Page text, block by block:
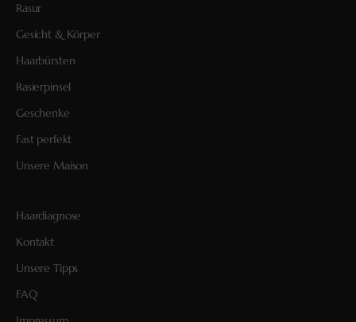
Rasur
Gesicht & Körper
Haarbürsten
Rasierpinsel
Geschenke
Fast perfekt
Unsere Maison
Haardiagnose
Kontakt
Unsere Tipps
FAQ